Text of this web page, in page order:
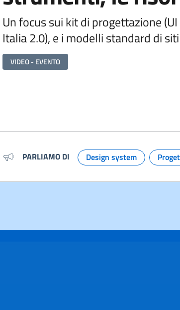
Un focus sui kit di progettazione
Italia 2.0), e i modelli standard di
VIDEO - EVENTO
Metadati e link per
PARLIAMO DI
Argomento:
Design system